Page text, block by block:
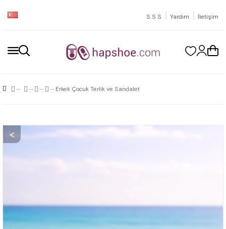
S.S.S | Yardım | İletişim
Erkek Çocuk Terlik ve Sandalet